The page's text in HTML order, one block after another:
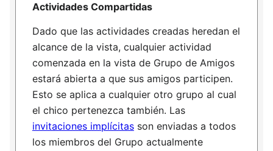
Actividades Compartidas
Dado que las actividades creadas heredan el
alcance de la vista, cualquier actividad
comenzada en la vista de Grupo de Amigos
estará abierta a que sus amigos participen.
Esto se aplica a cualquier otro grupo al cual
el chico pertenezca también. Las
invitaciones implícitasson enviadas a todos
los miembros del Grupo actualmente